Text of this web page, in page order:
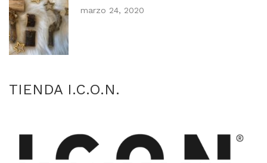
marzo 24, 2020
TIENDA I.C.O.N.